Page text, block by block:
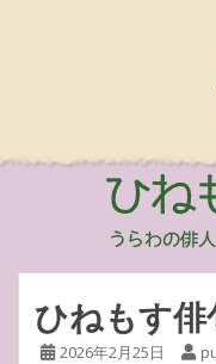
ひねもす
2026年2月25日